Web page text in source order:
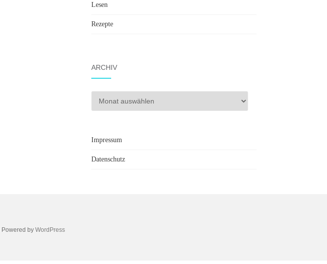
Lesen
Rezepte
ARCHIV
Archiv
Impressum
Datenschutz
Powered by WordPress